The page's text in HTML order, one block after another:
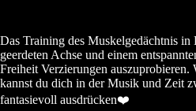
Das Training des Muskelgedächtnis
geerdeten Achse und einem
Freiheit Verzierungen auszuprobieren.
kannst du dich in der Musik und Zeit
fantasievoll ausdrücken❤️